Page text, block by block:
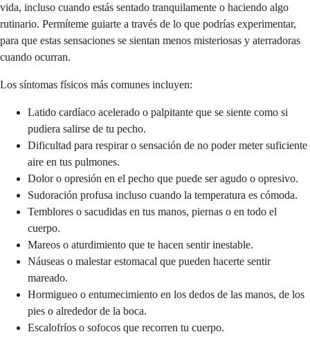
vida, incluso cuando estás sentado tranquilamente o haciendo algo
rutinario. Permíteme guiarte a través de lo que podrías experimentar,
para que estas sensaciones se sientan menos misteriosas y aterradoras
cuando ocurran.
Los síntomas físicos más comunes incluyen:
Latido cardíaco acelerado o palpitante que se siente como si
pudiera salirse de tu pecho.
Dificultad para respirar o sensación de no poder meter suficiente
aire en tus pulmones.
Dolor o opresión en el pecho que puede ser agudo o opresivo.
Sudoración profusa incluso cuando la temperatura es cómoda.
Temblores o sacudidas en tus manos, piernas o en todo el
cuerpo.
Mareos o aturdimiento que te hacen sentir inestable.
Náuseas o malestar estomacal que pueden hacerte sentir
mareado.
Hormigueo o entumecimiento en los dedos de las manos, de los
pies o alrededor de la boca.
Escalofríos o sofocos que recorren tu cuerpo.